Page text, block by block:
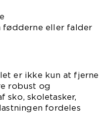
fødderne eller falder
er ikke kun at fjerne
robust og
sko, skoletasker,
fordeles